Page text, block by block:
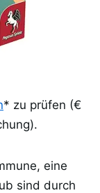
* zu prüfen (€
eine
sind durch